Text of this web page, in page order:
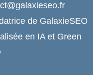
de GalaxieSEO
en IA et Green